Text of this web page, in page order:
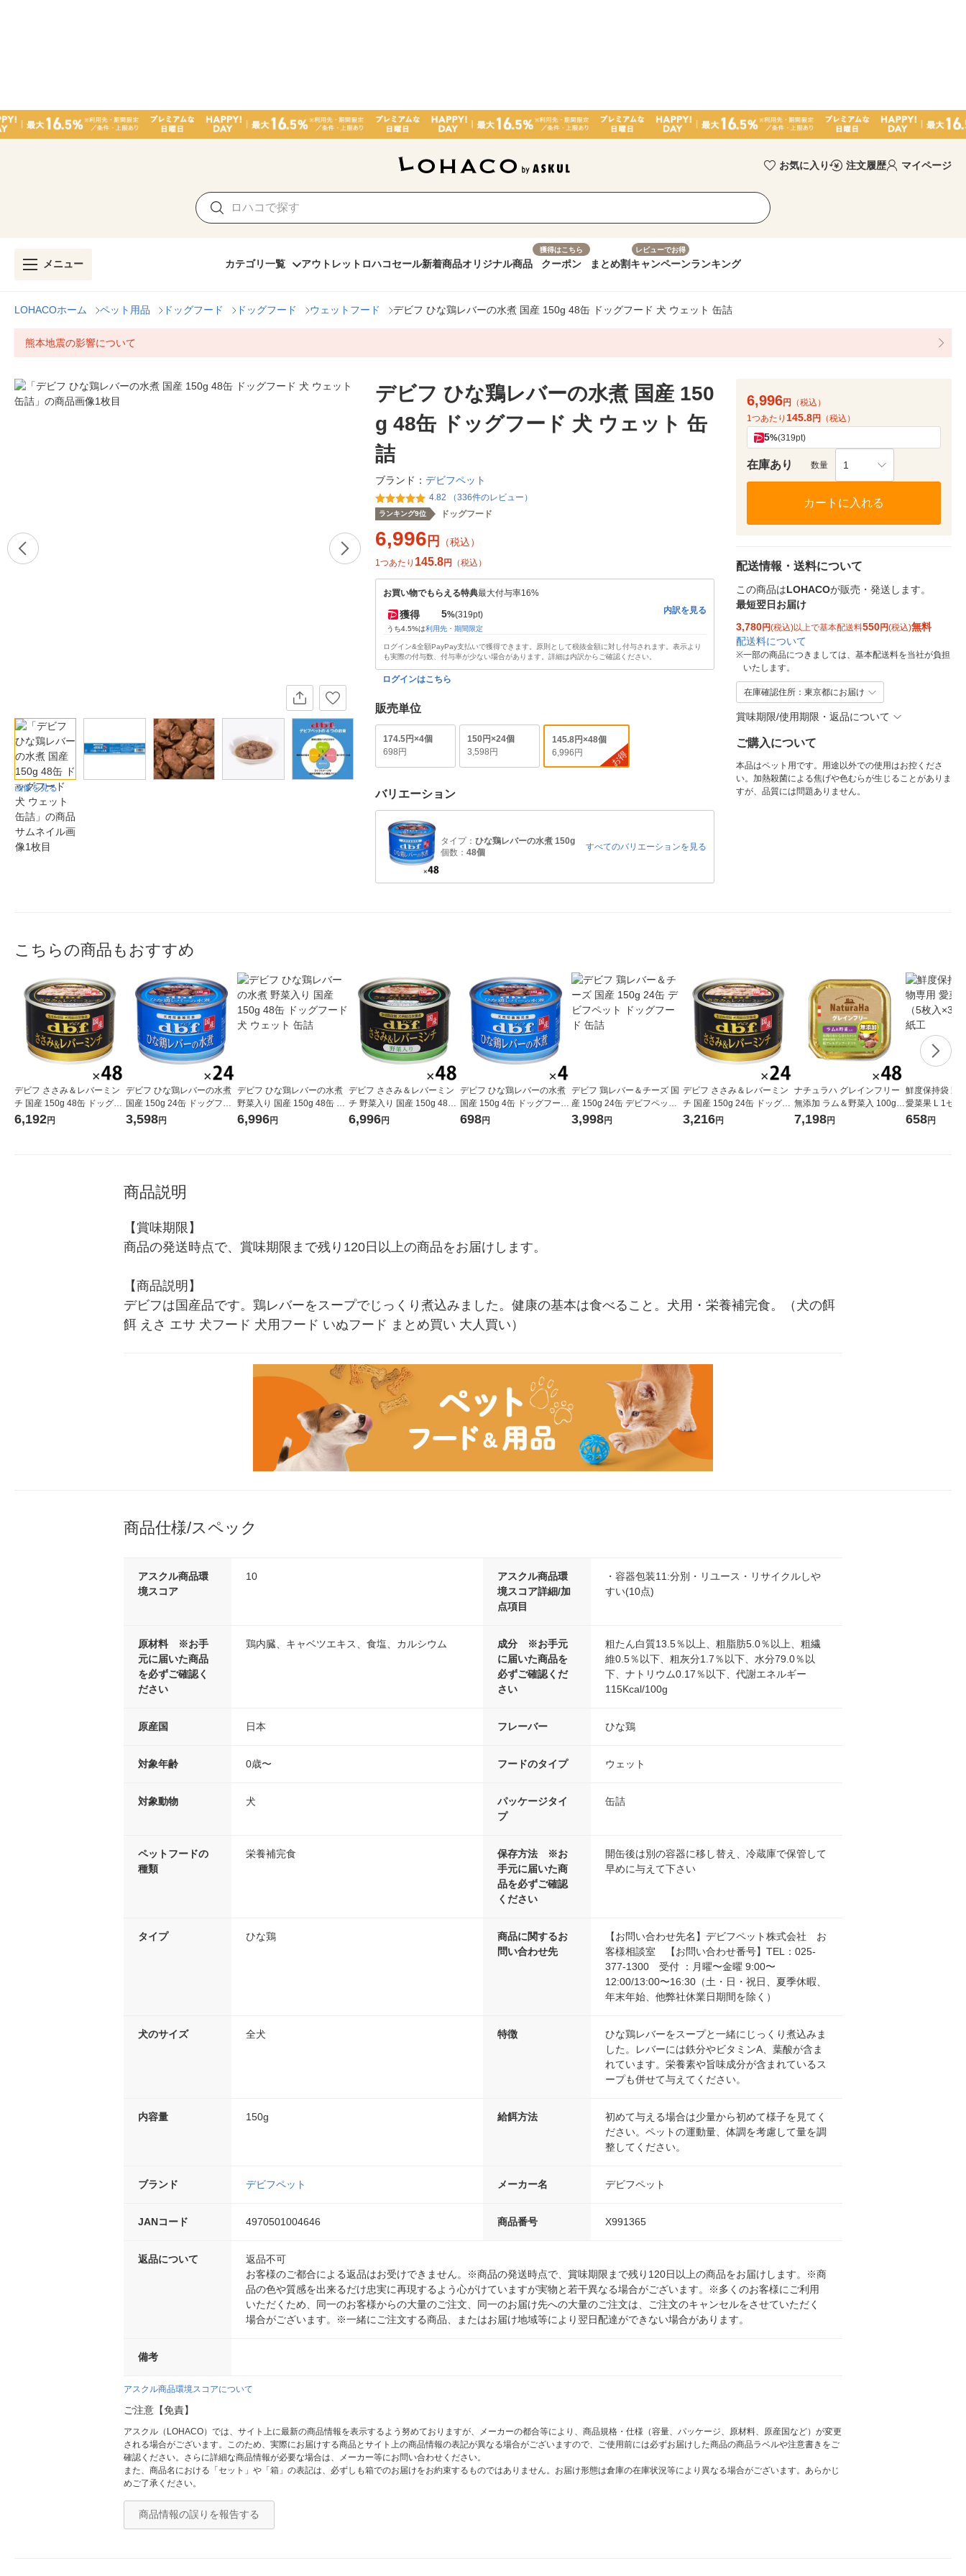
お気に入り 注文履歴 マイページ
メニュー カテゴリ一覧 アウトレット ロハコセール新着商品オリジナル商品
獲得はこちら
クーポン まとめ割
レビューでお得
キャンペーンランキング
LOHACOホーム ペット用品 ドッグフード ドッグフード ウェットフード デビフ ひな鶏レバーの水煮 国産 150g 48缶 ドッグフード 犬 ウェット 缶詰
熊本地震の影響について
画像を見る
デビフ ひな鶏レバーの水煮 国産 150
g 48缶 ドッグフード 犬 ウェット 缶
詰
ブランド： デビフペット
4.82 （336件のレビュー）
ランキング9位 ドッグフード
6,996 円 （税込）
1つあたり 145.8円 （税込）
お買い物でもらえる特典最大付与率16%
獲得 5%(319pt)
うち4.5%は利用先・期間限定
内訳を見る
ログイン&全額PayPay支払いで獲得できます。原則として税抜金額に対し付与されます。表示より
も実際の付与数、付与率が少ない場合があります。詳細は内訳からご確認ください。
ログインはこちら
販売単位
174.5円×4個
698円
150円×24個
3,598円
145.8円×48個
6,996円
お得
バリエーション
タイプ： ひな鶏レバーの水煮 150g
個数： 48個
すべてのバリエーションを見る
6,996円
（税込）
1つあたり 145.8円 （税込）
5%(319pt)
在庫あり 数量 1
カートに入れる
配送情報・送料について
この商品はLOHACOが販売・発送します。
最短翌日お届け
3,780円(税込)以上で基本配送料550円(税込)無料
配送料について
※一部の商品につきましては、基本配送料を当社が負担
いたします。
在庫確認住所：東京都にお届け
賞味期限/使用期限・返品について
ご購入について
本品はペット用です。用途以外での使用はお控くださ
い。加熱殺菌による焦げや色むらが生じることがありま
すが、品質には問題ありません。
こちらの商品もおすすめ
デビフ ささみ＆レバーミン
チ 国産 150g 48缶 ドッグフ
ード 犬 ウェット 缶詰（イチ
6,192円
デビフ ひな鶏レバーの水煮
国産 150g 24缶 ドッグフー
ド 犬 ウェット 缶詰
3,598円
デビフ ひな鶏レバーの水煮
野菜入り 国産 150g 48缶 ド
ッグフード 犬 ウェット 缶詰
6,996円
デビフ ささみ＆レバーミン
チ 野菜入り 国産 150g 48缶
ドッグフード 犬 ウェット 缶
6,996円
デビフ ひな鶏レバーの水煮
国産 150g 4缶 ドッグフード
犬 ウェット 缶詰
698円
デビフ 鶏レバー＆チーズ 国
産 150g 24缶 デビフペット
ドッグフード 缶詰
3,998円
デビフ ささみ＆レバーミン
チ 国産 150g 24缶 ドッグフ
ード 犬 ウェット 缶詰（イチ
3,216円
ナチュラハ グレインフリー
無添加 ラム＆野菜入 100g 4
8個 サンライズ ドッグフー
7,198円
鮮度保持袋 野
愛菜果 L 1セ
パック） 関西
658円
商品説明
【賞味期限】
商品の発送時点で、賞味期限まで残り120日以上の商品をお届けします。
【商品説明】
デビフは国産品です。鶏レバーをスープでじっくり煮込みました。健康の基本は食べること。犬用・栄養補完食。（犬の餌
餌 えさ エサ 犬フード 犬用フード いぬフード まとめ買い 大人買い）
商品仕様/スペック
アスクル商品環
境スコア
10
アスクル商品環
境スコア詳細/加
点項目
・容器包装11:分別・リユース・リサイクルしや
すい(10点)
原材料 ※お手
元に届いた商品
を必ずご確認く
ださい
鶏内臓、キャベツエキス、食塩、カルシウム
成分 ※お手元
に届いた商品を
必ずご確認くだ
さい
粗たん白質13.5％以上、粗脂肪5.0％以上、粗繊
維0.5％以下、粗灰分1.7％以下、水分79.0％以
下、ナトリウム0.17％以下、代謝エネルギー
115Kcal/100g
原産国 日本 フレーバー ひな鶏
対象年齢 0歳〜 フードのタイプ ウェット
対象動物 犬
パッケージタイ
プ
缶詰
ペットフードの
種類
栄養補完食
保存方法 ※お
手元に届いた商
品を必ずご確認
ください
開缶後は別の容器に移し替え、冷蔵庫で保管して
早めに与えて下さい
タイプ ひな鶏
商品に関するお
問い合わせ先
【お問い合わせ先名】デビフペット株式会社 お
客様相談室 【お問い合わせ番号】TEL：025-
377-1300 受付 ：月曜〜金曜 9:00〜
12:00/13:00〜16:30（土・日・祝日、夏季休暇、
年末年始、他弊社休業日期間を除く）
犬のサイズ 全犬 特徴
ひな鶏レバーをスープと一緒にじっくり煮込みま
した。レバーには鉄分やビタミンA、葉酸が含ま
れています。栄養素や旨味成分が含まれているス
ープも併せて与えてください。
内容量 150g 給餌方法
初めて与える場合は少量から初めて様子を見てく
ださい。ペットの運動量、体調を考慮して量を調
整してください。
ブランド デビフペット メーカー名 デビフペット
JANコード 4970501004646 商品番号 X991365
返品について
返品不可
お客様のご都合による返品はお受けできません。※商品の発送時点で、賞味期限まで残り120日以上の商品をお届けします。※商
品の色や質感を出来るだけ忠実に再現するよう心がけていますが実物と若干異なる場合がございます。※多くのお客様にご利用
いただくため、同一のお客様からの大量のご注文、同一のお届け先への大量のご注文は、ご注文のキャンセルをさせていただく
場合がございます。※一緒にご注文する商品、またはお届け地域等により翌日配達ができない場合があります。
備考
アスクル商品環境スコアについて
ご注意【免責】
アスクル（LOHACO）では、サイト上に最新の商品情報を表示するよう努めておりますが、メーカーの都合等により、商品規格・仕様（容量、パッケージ、原材料、原産国など）が変更
される場合がございます。このため、実際にお届けする商品とサイト上の商品情報の表記が異なる場合がございますので、ご使用前には必ずお届けした商品の商品ラベルや注意書きをご
確認ください。さらに詳細な商品情報が必要な場合は、メーカー等にお問い合わせください。
また、商品名における「セット」や「箱」の表記は、必ずしも箱でのお届けをお約束するものではありません。お届け形態は倉庫の在庫状況等により異なる場合がございます。あらかじ
めご了承ください。
商品情報の誤りを報告する